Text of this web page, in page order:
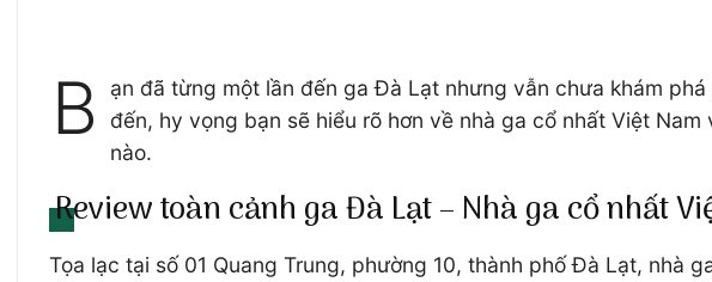
B
ạn đã từng một lần đến ga Đà Lạt nhưng vẫn chưa khám
đến, hy vọng bạn sẽ hiểu rõ hơn về nhà ga cổ nhất Việt
nào.
Review toàn cảnh ga Đà Lạt – Nhà ga cổ nhất
Tọa lạc tại số 01 Quang Trung, phường 10, thành phố Đà Lạt, nhà